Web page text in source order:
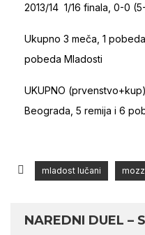
2013/14 1/16 finala, 0-0
Ukupno 3 meča, 1
pobeda Mladosti
UKUPNO
Beograda, 5 remija i 6
mladost lučani
NAREDNI DUEL –